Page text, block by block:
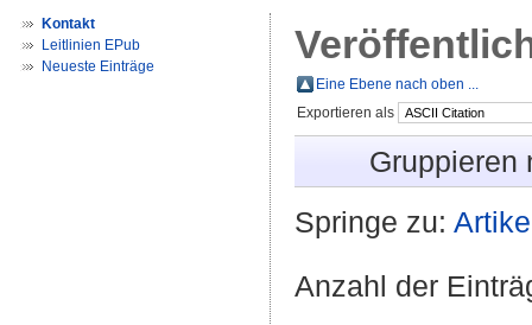
Kontakt
Leitlinien EPub
Neueste Einträge
Eine Ebene nach oben ...
Exportieren als
Gruppieren
Springe zu:
Anzahl der